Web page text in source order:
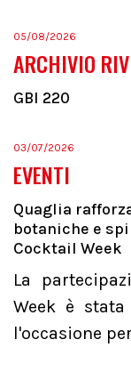
05/08/2026
ARCHIVIO
GBI 220
03/07/2026
EVENTI
Quaglia
botaniche e
Cocktail Week
La
Week è
l'occasione